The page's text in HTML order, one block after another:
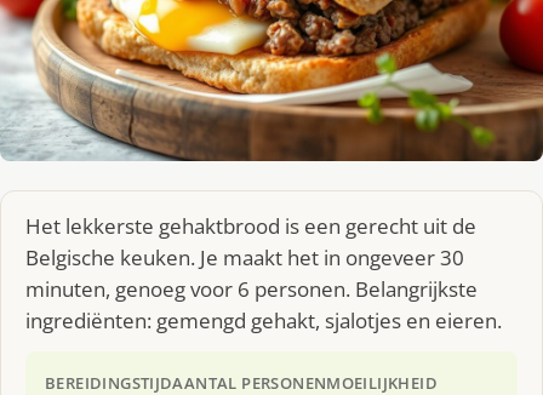
Het lekkerste gehaktbrood is een gerecht uit de
Belgische keuken. Je maakt het in ongeveer 30
minuten, genoeg voor 6 personen. Belangrijkste
ingrediënten: gemengd gehakt, sjalotjes en eieren.
BEREIDINGSTIJDAANTAL PERSONENMOEILIJKHEID